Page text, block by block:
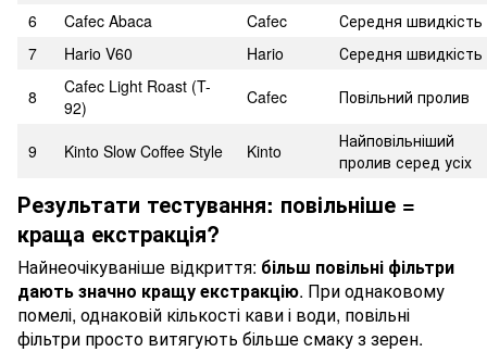
6
Cafec Abaca Cafec
Середня швидкість
7
Hario V60 Hario
Середня швидкість
8
Cafec Light Roast (T-
92)
Cafec Повільний пролив
9 Kinto Slow Coffee Style Kinto
Найповільніший
пролив серед усіх
Результати тестування: повільніше =
краща екстракція?
Найнеочікуваніше відкриття: більш повільні фільтри
дають значно кращу екстракцію. При однаковому
помелі, однаковій кількості кави і води, повільні
фільтри просто витягують більше смаку з зерен.